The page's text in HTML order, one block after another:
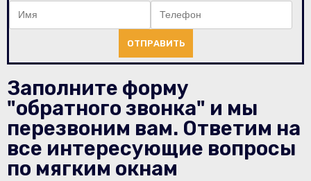
ОТПРАВИТЬ
Заполните форму
"обратного звонка" и мы
перезвоним вам. Ответим на
все интересующие вопросы
по мягким окнам